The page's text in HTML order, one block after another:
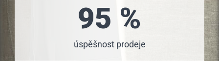
95 %
úspěšnost prodeje